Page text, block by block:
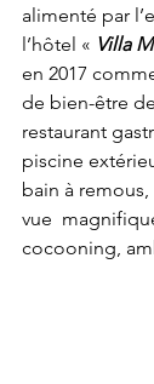
alimenté par
l’hôtel « Villa
en 2017
de bien-être
restaurant
piscine
bain à
vue
cocooning,